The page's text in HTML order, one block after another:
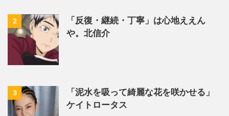
2
「反復・継続・丁寧」は心地ええん
や。北信介
3
「泥水を吸って綺麗な花を咲かせる」
ケイトロータス